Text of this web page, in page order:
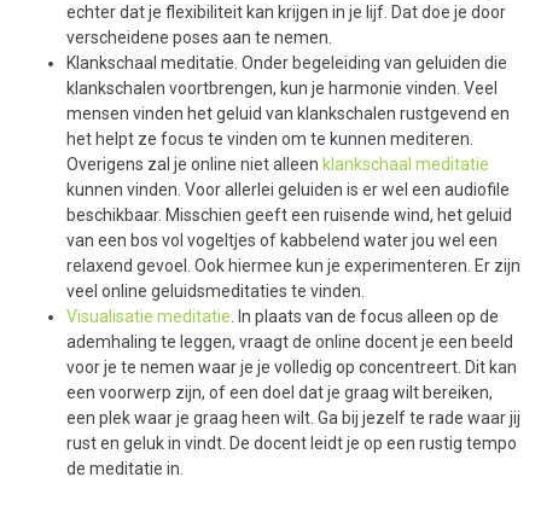
echter dat je flexibiliteit kan krijgen in je lijf. Dat doe je door
verscheidene poses aan te nemen.
Klankschaal meditatie. Onder begeleiding van geluiden die
klankschalen voortbrengen, kun je harmonie vinden. Veel
mensen vinden het geluid van klankschalen rustgevend en
het helpt ze focus te vinden om te kunnen mediteren.
Overigens zal je online niet alleen klankschaal meditatie
kunnen vinden. Voor allerlei geluiden is er wel een audiofile
beschikbaar. Misschien geeft een ruisende wind, het geluid
van een bos vol vogeltjes of kabbelend water jou wel een
relaxend gevoel. Ook hiermee kun je experimenteren. Er zijn
veel online geluidsmeditaties te vinden.
Visualisatie meditatie . In plaats van de focus alleen op de
ademhaling te leggen, vraagt de online docent je een beeld
voor je te nemen waar je je volledig op concentreert. Dit kan
een voorwerp zijn, of een doel dat je graag wilt bereiken,
een plek waar je graag heen wilt. Ga bij jezelf te rade waar jij
rust en geluk in vindt. De docent leidt je op een rustig tempo
de meditatie in.